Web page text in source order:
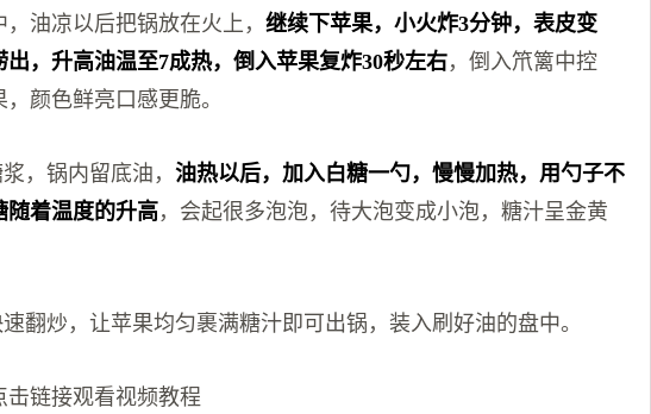
，油凉以后把锅放在火上，继续下苹果，小火炸3分钟，表皮变
，升高油温至7成热，倒入苹果复炸30秒左右，倒入笊篱中控
颜色鲜亮口感更脆。
，锅内留底油，油热以后，加入白糖一勺，慢慢加热，用勺子不
随着温度的升高，会起很多泡泡，待大泡变成小泡，糖汁呈金黄
翻炒，让苹果均匀裹满糖汁即可出锅，装入刷好油的盘中。
链接观看视频教程